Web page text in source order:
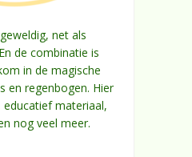
net als
de combinatie is
in de magische
en regenbogen. Hier
educatief materiaal,
nog veel meer.